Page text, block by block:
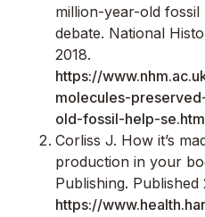
million-year-old fossil
debate. National
2018.
https://
molecules-
old-fossil-help-
Corliss J. How it’s
production in your
Publishing. Published
https://